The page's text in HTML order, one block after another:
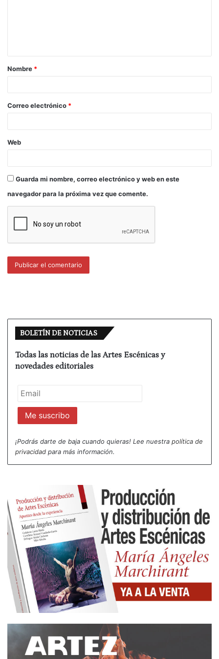
Nombre *
Correo electrónico *
Web
Guarda mi nombre, correo electrónico y web en este
navegador para la próxima vez que comente.
BOLETÍN DE NOTICIAS
Todas las noticias de las Artes Escénicas y
novedades editoriales
¡Podrás darte de baja cuando quieras! Lee nuestra política de
privacidad para más información.